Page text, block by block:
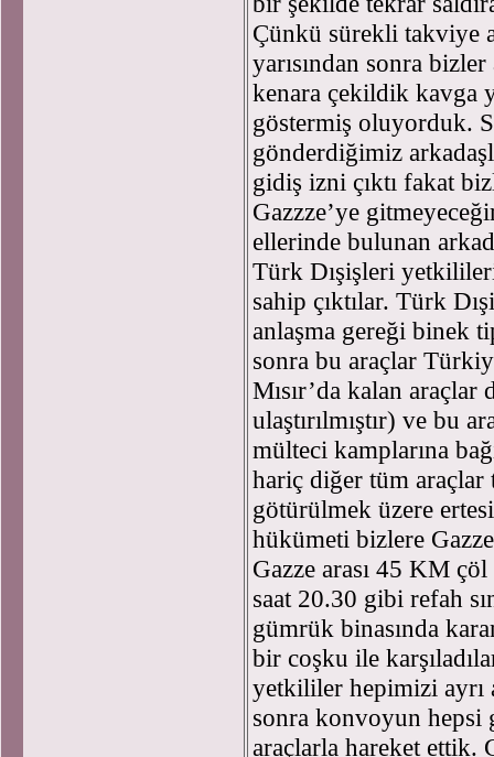
Çünkü sürekli takviye
yarısından sonra
kenara çekildik kavga
göstermiş oluyorduk.
gönderdiğimiz
gidiş izni çıktı fakat
Gazzze’ye
ellerinde bulunan
Türk Dışişleri
sahip çıktılar. Türk
anlaşma gereği binek
sonra bu araçlar
Mısır’da kalan araçlar
ulaştırılmıştır) ve bu
mülteci kamplarına
hariç diğer tüm araçlar
götürülmek üzere
hükümeti bizlere
Gazze arası 45 KM
saat 20.30 gibi refah
gümrük binasında
bir coşku ile
yetkililer hepimizi ayrı
sonra konvoyun hepsi
araçlarla hareket ettik.